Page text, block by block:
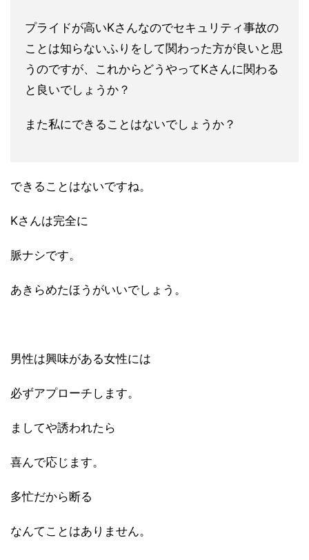
プライドが高いKさんなのでセキュリティ事故の
ことは知らないふ りをして関わった方が良いと思
うのですが、これからどうやってKさんに関わる
と良いでしょうか？
また私にできることはないでしょ うか？
できることはないですね。
Kさんは完全に
脈ナシです。
あきらめたほうがいいでしょう。
男性は興味がある女性には
必ずアプローチします。
ましてや誘われたら
喜んで応じます。
多忙だから断る
なんてことはありません。